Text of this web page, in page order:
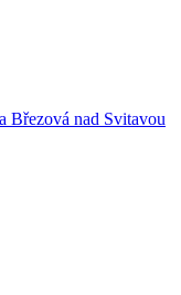
Březová nad Svitavou